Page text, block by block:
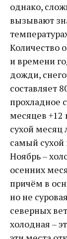
однако,
вызывают
Количество
и времени
дожди,
составляет
прохладное
месяцев +12
сухой месяц
самый сухой
Ноябрь –
осенних
причём в
но не
северных
холодная –